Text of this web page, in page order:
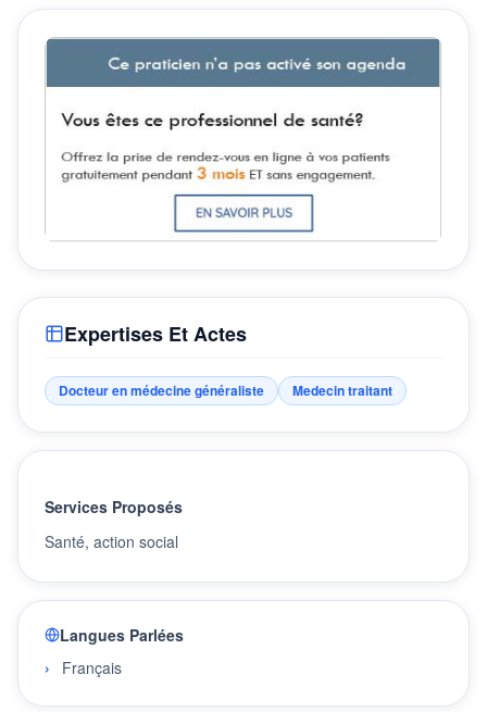
Expertises Et Actes
Docteur en médecine généraliste Medecin traitant
Services Proposés
Santé, action social
Langues Parlées
Français